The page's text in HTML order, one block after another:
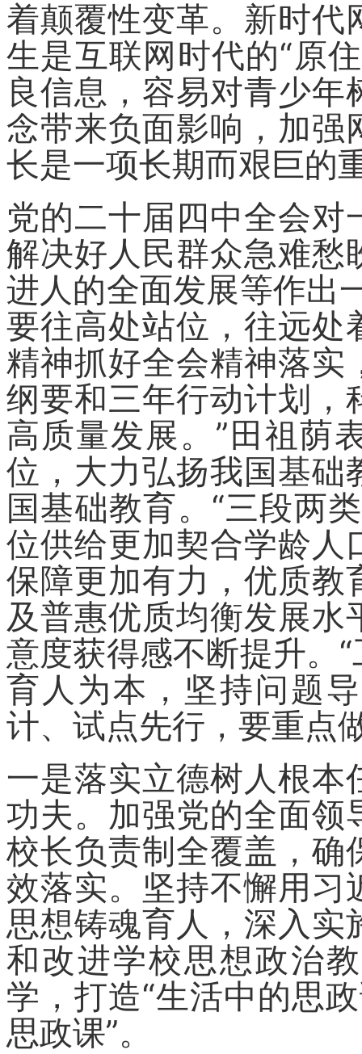
着颠覆性变革。新时代
生是互联网时代的“原
良信息，容易对青少
念带来负面影响，加强
长是一项长期而艰巨的
党的二十届四中全会
解决好人民群众急难愁
进人的全面发展等作出
要往高处站位，往远处
精神抓好全会精神落实
纲要和三年行动计划，
高质量发展。”田祖荫
位，大力弘扬我国基础
国基础教育。“三段两
位供给更加契合学龄人
保障更加有力，优质教
及普惠优质均衡发展水
意度获得感不断提升。
育人为本，坚持问题
计、试点先行，要重点
一是落实立德树人根本
功夫。加强党的全面领
校长负责制全覆盖，确
效落实。坚持不懈用习
思想铸魂育人，深入实
和改进学校思想政治
学，打造“生活中的思
思政课”。